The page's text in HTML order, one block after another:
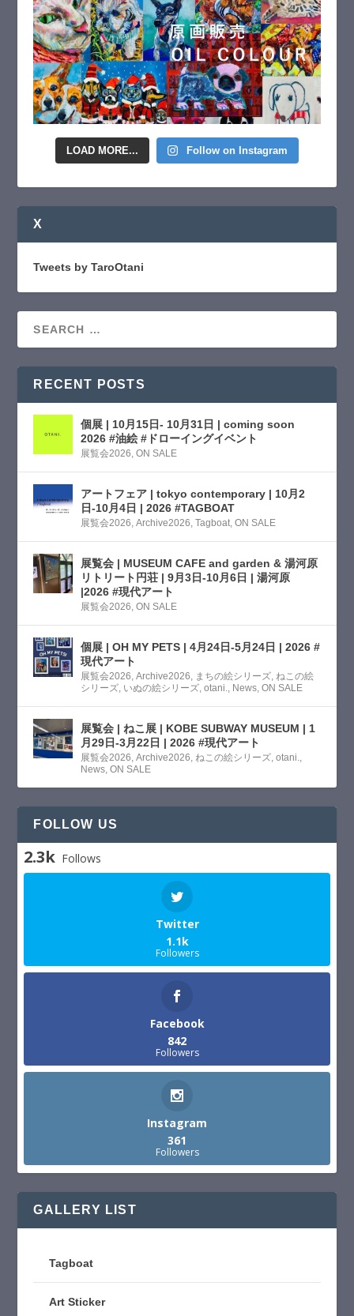
LOAD MORE... Follow on Instagram
X
Tweets by TaroOtani
RECENT POSTS
個展 | 10月15日- 10月31日 | coming soon
2026 #油絵 #ドローイングイベント
展覧会2026,ON SALE
アートフェア | tokyo contemporary | 10月2
日-10月4日 | 2026 #TAGBOAT
展覧会2026,Archive2026,Tagboat,ON SALE
展覧会 | MUSEUM CAFE and garden & 湯河原
リトリート円荘 | 9月3日-10月6日 | 湯河原
|2026 #現代アート
展覧会2026,ON SALE
個展 | OH MY PETS | 4月24日-5月24日 | 2026 #
現代アート
展覧会2026,Archive2026, まちの絵シリーズ,ねこの絵
シリーズ, いぬの絵シリーズ,otani., News,ON SALE
展覧会 | ねこ展 | KOBE SUBWAY MUSEUM | 1
月29日-3月22日 | 2026 #現代アート
展覧会2026,Archive2026,ねこの絵シリーズ,otani.,
News,ON SALE
FOLLOW US
2.3k Follows
Twitter
1.1k
Followers
Facebook
842
Followers
Instagram
361
Followers
GALLERY LIST
Tagboat
Art Sticker